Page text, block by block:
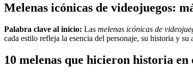
Melenas icónicas de videojuegos:
Palabra clave al inicio: Las melenas icónicas de
cada estilo refleja la esencia del personaje, su historia y
10 melenas que hicieron historia